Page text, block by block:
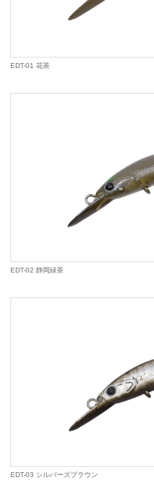
EDT-01 花茶
EDT-02 静岡緑茶
EDT-03 シルバーズブラウン